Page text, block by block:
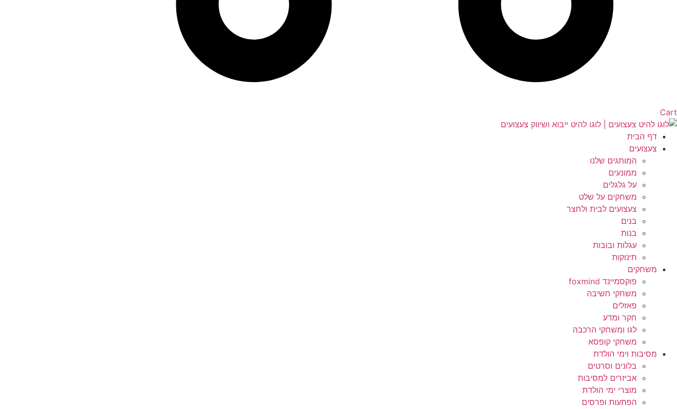
Cart
דף הבית
צעצועים
המותגים שלנו
ממונעים
על גלגלים
משחקים על שלט
צעצועים לבית ולחצר
בנים
בנות
עגלות ובובות
תינוקות
משחקים
פוקסמיינד foxmind
משחקי חשיבה
פאזלים
חקר ומדע
לגו ומשחקי הרכבה
משחקי קופסא
מסיבות וימי הולדת
בלונים וסרטים
אביזרים למסיבות
מוצרי ימי הולדת
הפתעות ופרסים